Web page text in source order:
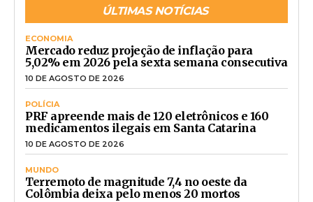
ÚLTIMAS NOTÍCIAS
ECONOMIA
Mercado reduz projeção de inflação para
5,02% em 2026 pela sexta semana consecutiva
10 DE AGOSTO DE 2026
POLÍCIA
PRF apreende mais de 120 eletrônicos e 160
medicamentos ilegais em Santa Catarina
10 DE AGOSTO DE 2026
MUNDO
Terremoto de magnitude 7,4 no oeste da
Colômbia deixa pelo menos 20 mortos